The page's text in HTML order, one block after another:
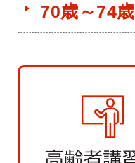
70歳～74歳